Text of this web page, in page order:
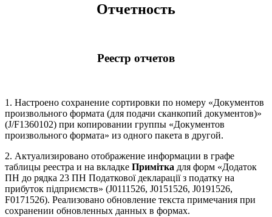
Отчетность
Реестр отчетов
1. Настроено сохранение сортировки по номеру «Документов
произвольного формата (для подачи сканкопий документов)»
(J/F1360102) при копировании группы «Документов
произвольного формата» из одного пакета в другой.
2. Актуализировано отображение информации в графе
таблицы реестра и на вкладке Примітка для форм «Додаток
ПН до рядка 23 ПН Податкової декларації з податку на
прибуток підприємств» (J0111526, J0151526, J0191526,
F0171526). Реализовано обновление текста примечания при
сохранении обновленных данных в формах.